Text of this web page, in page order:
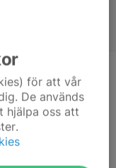
för att vår
De används
hjälpa oss att